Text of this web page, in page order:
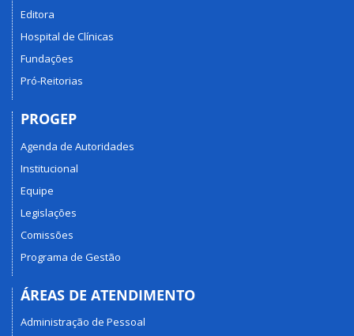
Editora
Hospital de Clínicas
Fundações
Pró-Reitorias
PROGEP
Agenda de Autoridades
Institucional
Equipe
Legislações
Comissões
Programa de Gestão
ÁREAS DE ATENDIMENTO
Administração de Pessoal